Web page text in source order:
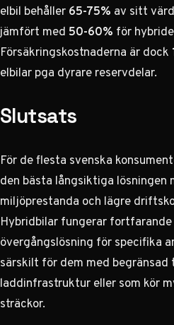
elbil behåller65-75% av sitt
jämfört med 50-60% för
Försäkringskostnaderna är dock
elbilar pga dyrare reservdelar.
Slutsats
För de flesta svenska
den bästa långsiktiga lösningen
miljöprestanda och lägre
Hybridbilar fungerar fortfarande
övergångslösning för specifika
särskilt för dem med
laddinfrastruktur eller som kör
sträckor.